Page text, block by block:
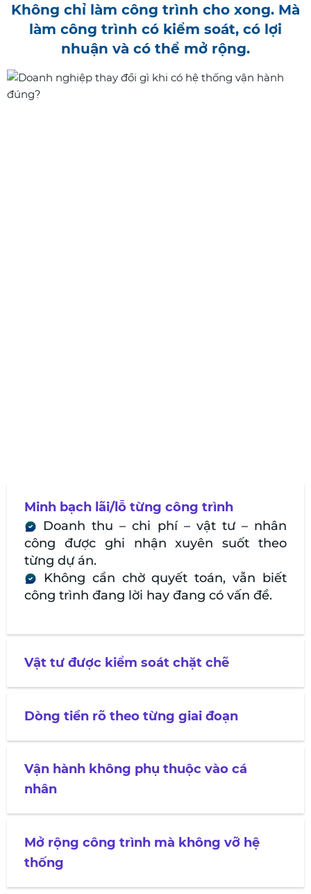
Không chỉ làm công trình cho xong. Mà
làm công trình có kiểm soát, có lợi
nhuận và có thể mở rộng.
Minh bạch lãi/lỗ từng công trình
Doanh thu – chi phí – vật tư – nhân
công được ghi nhận xuyên suốt theo
từng dự án.
Không cần chờ quyết toán, vẫn biết
công trình đang lời hay đang có vấn đề.
Vật tư được kiểm soát chặt chẽ
Dòng tiền rõ theo từng giai đoạn
Vận hành không phụ thuộc vào cá
nhân
Mở rộng công trình mà không vỡ hệ
thống